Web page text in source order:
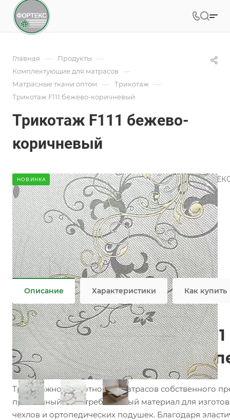
Главная — Продукты —
Комплектующие для матрасов —
Матрасные ткани оптом — Трикотаж —
Трикотаж F111 бежево-коричневый
Трикотаж F111 бежево-
коричневый
НОВИНКА
Вязаный трикотаж для матрасов производства
характеристиками и разнообразием дизайнов.
Подробности
Характеристики
Коллекция— Эксклюзив/Классика
Состав— 18% COT/82% PES
Плотность— 380 гр/м2
Все характеристики
Описание Характеристики Как купить
Матрасный трикотаж
ткань для матрасов,
Трикотажное полотно для матрасов собственного
практичный и востребованный материал для
чехлов и ортопедических подушек. Благодаря